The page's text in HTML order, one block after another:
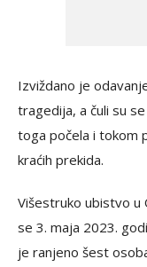
Izviždano je
tragedija, a čuli su
toga počela i tokom
kraćih prekida.
Višestruko ubistvo u
se 3. maja 2023.
je ranjeno šest